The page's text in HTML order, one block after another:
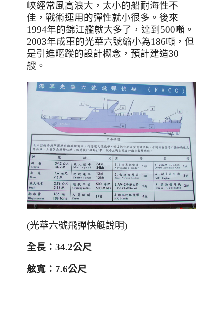
峽經常風高浪大，太小的船耐海性不
佳，戰術運用的彈性就小很多。後來
1994年的錦江艦就大多了，達到 500噸。
2003年成軍的光華六號縮小為186噸，但
是引進暱蹤的設計概念，預計建造30
艘。
(光華六號飛彈快艇說明)
全長： 34.2公尺
舷寬： 7.6公尺